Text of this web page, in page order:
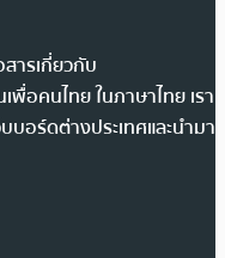
ารเกี่ยวกับ
พื่อคนไทย ในภาษาไทย เรา
บอร์ดต่างประเทศและนำมา